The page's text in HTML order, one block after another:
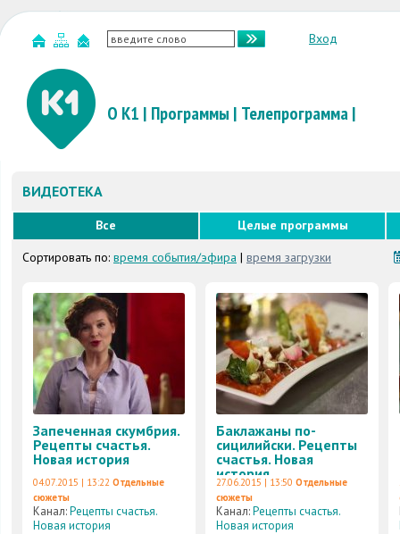
Вход
О К1 | Программы | Телепрограмма|
ВИДЕОТЕКА
Все
Целые программы
Сортировать по: время события/эфира | время загрузки
Запеченная скумбрия.
Рецепты счастья.
Новая история
04.07.2015 | 13:22 Отдельные
сюжеты
Канал:Рецепты счастья.
Новая история
Баклажаны по-
сицилийски. Рецепты
счастья. Новая
история
27.06.2015 | 13:50 Отдельные
сюжеты
Канал:Рецепты счастья.
Новая история